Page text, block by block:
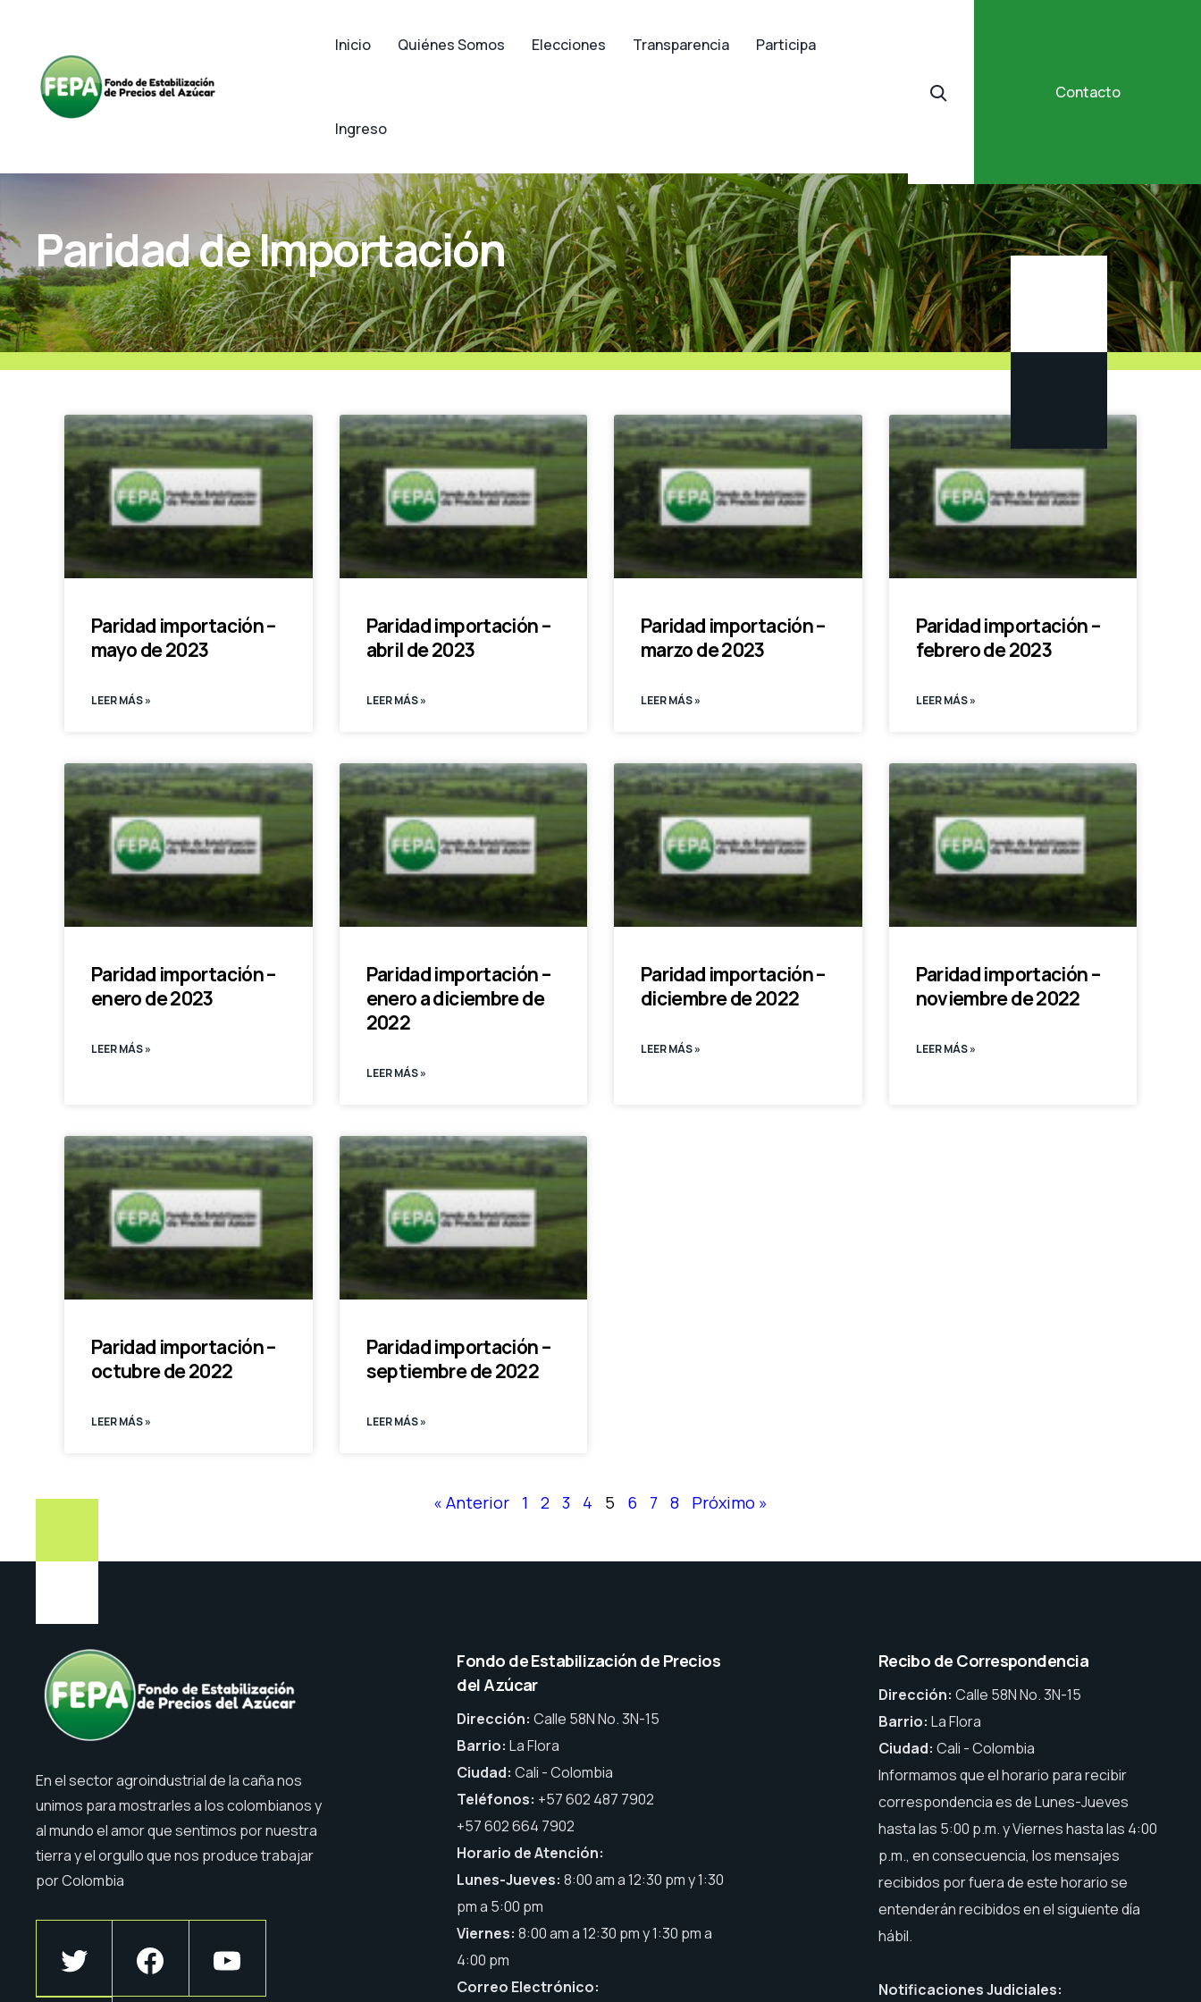
Inicio Quiénes Somos Elecciones Transparencia Participa
Ingreso
Contacto
Paridad de Importación
Paridad importación –
mayo de 2023
LEER MÁS »
Paridad importación –
abril de 2023
LEER MÁS »
Paridad importación –
marzo de 2023
LEER MÁS »
Paridad importación –
febrero de 2023
LEER MÁS »
Paridad importación –
enero de 2023
LEER MÁS »
Paridad importación –
enero a diciembre de
2022
LEER MÁS »
Paridad importación –
diciembre de 2022
LEER MÁS »
Paridad importación –
noviembre de 2022
LEER MÁS »
Paridad importación –
octubre de 2022
LEER MÁS »
Paridad importación –
septiembre de 2022
LEER MÁS »
« Anterior 1 2 3 4 5 6 7 8 Próximo »
En el sector agroindustrial de la caña nos
unimos para mostrarles a los colombianos y
al mundo el amor que sentimos por nuestra
tierra y el orgullo que nos produce trabajar
por Colombia
Fondo de Estabilización de Precios
del Azúcar
Dirección: Calle 58N No. 3N-15
Barrio: La Flora
Ciudad: Cali - Colombia
Teléfonos: +57 602 487 7902
+57 602 664 7902
Horario de Atención:
Lunes-Jueves: 8:00 am a 12:30 pm y 1:30
pm a 5:00 pm
Viernes: 8:00 am a 12:30 pm y 1:30 pm a
4:00 pm
Correo Electrónico:
Recibo de Correspondencia
Dirección: Calle 58N No. 3N-15
Barrio: La Flora
Ciudad: Cali - Colombia
Informamos que el horario para recibir
correspondencia es de Lunes-Jueves
hasta las 5:00 p.m. y Viernes hasta las 4:00
p.m., en consecuencia, los mensajes
recibidos por fuera de este horario se
entenderán recibidos en el siguiente día
hábil.
Notificaciones Judiciales: